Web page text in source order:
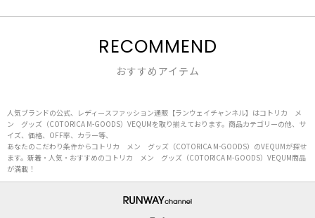
RECOMMEND
おすすめアイテム
人気ブランドの公式、レディースファッション通販【ランウェイチャンネル】はコトリカ メ
ン グッズ（COTORICA M-GOODS）VEQUMを取り揃えております。商品カテゴリーの他、サ
イズ、価格、OFF率、カラー等、
あなたのこだわり条件からコトリカ メン グッズ（COTORICA M-GOODS）のVEQUMが探せ
ます。新着・人気・おすすめのコトリカ メン グッズ（COTORICA M-GOODS）VEQUM商品
が満載！